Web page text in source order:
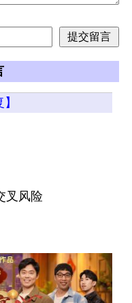
叉风险